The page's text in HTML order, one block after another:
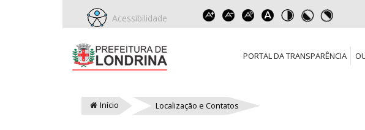
Acessibilidade
PORTAL DA TRANSPARÊNCIA
Início Localização e Contatos